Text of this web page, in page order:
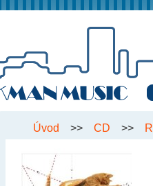
Úvod >> CD >>